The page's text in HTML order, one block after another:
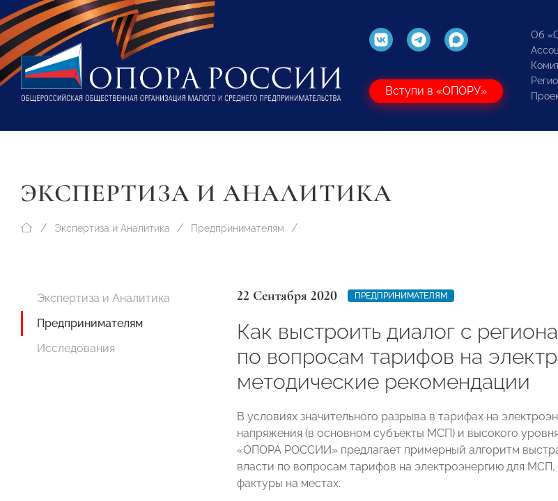
Вступи в «ОПОРУ»
Об
ЭКСПЕРТИЗА И АНАЛИТИКА
Экспертиза и Аналитика Предпринимателям
Экспертиза и Аналитика
Предпринимателям
Исследования
22 Сентября 2020 ПРЕДПРИНИМАТЕЛЯМ
Как выстроить диалог с
по вопросам тарифов на
методические рекомендации
В условиях значительного разрыва в тарифах на
напряжения (в основном субъекты МСП) и высокого
«ОПОРА РОССИИ» предлагает примерный алгоритм
власти по вопросам тарифов на электроэнергию для
фактуры на местах.